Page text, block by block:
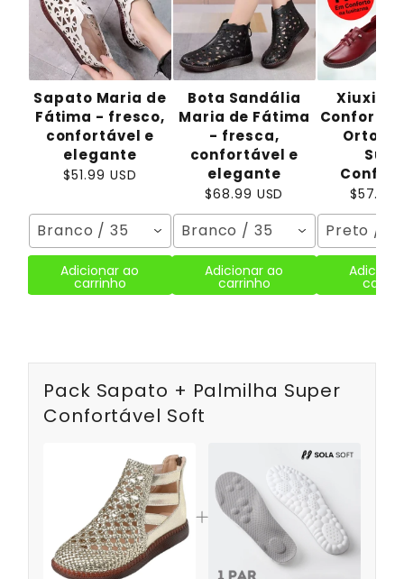
Sapato Maria de
Fátima - fresco,
confortável e
elegante
$51.99 USD
Branco / 35
Adicionar ao
carrinho
Bota Sandália
Maria de Fátima
- fresca,
confortável e
elegante
$68.99 USD
Branco / 35
Adicionar ao
carrinho
Xiuxion
Confort -
$57.99
Preto / 35
Pack Sapato + Palmilha Super
Confortável Soft